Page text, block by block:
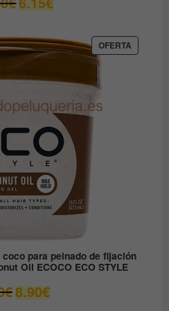
precio
era:
12.30€.
precio
es:
OFERTA
EN
para peinado de fijación
Oil ECOCO ECO STYLE
€ El
precio
8.90€El
precio